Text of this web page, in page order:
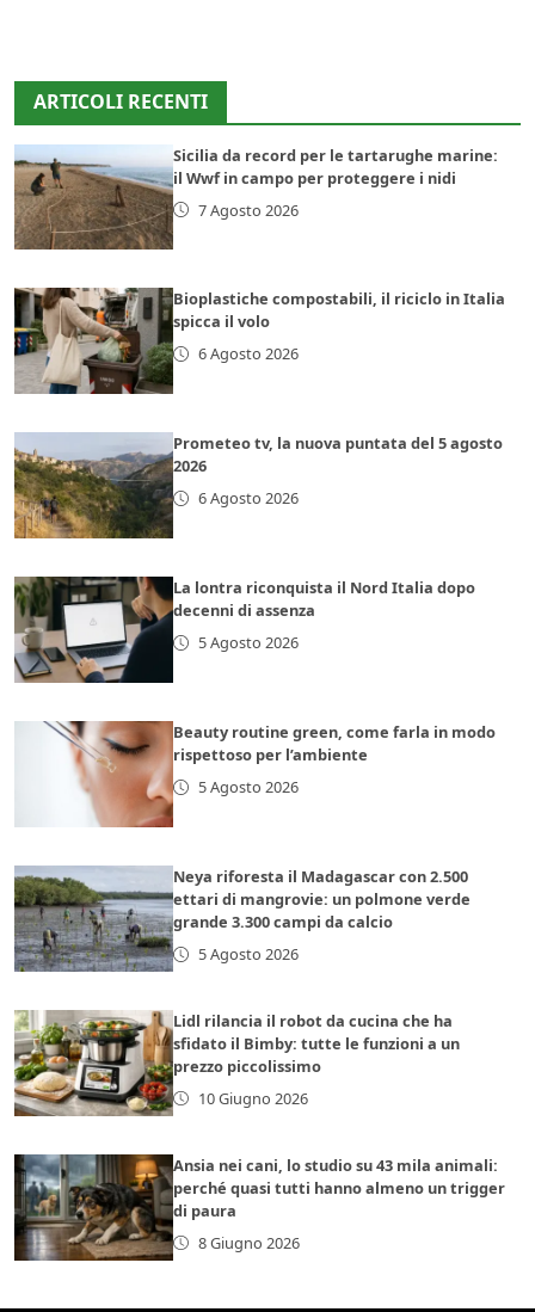
ARTICOLI RECENTI
Sicilia da record per le tartarughe marine:
il Wwf in campo per proteggere i nidi
7 Agosto 2026
Bioplastiche compostabili, il riciclo in Italia
spicca il volo
6 Agosto 2026
Prometeo tv, la nuova puntata del 5 agosto
2026
6 Agosto 2026
La lontra riconquista il Nord Italia dopo
decenni di assenza
5 Agosto 2026
Beauty routine green, come farla in modo
rispettoso per l’ambiente
5 Agosto 2026
Neya riforesta il Madagascar con 2.500
ettari di mangrovie: un polmone verde
grande 3.300 campi da calcio
5 Agosto 2026
Lidl rilancia il robot da cucina che ha
sfidato il Bimby: tutte le funzioni a un
prezzo piccolissimo
10 Giugno 2026
Ansia nei cani, lo studio su 43 mila animali:
perché quasi tutti hanno almeno un trigger
di paura
8 Giugno 2026